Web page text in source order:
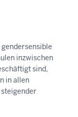
inzwischen
sind,
in allen